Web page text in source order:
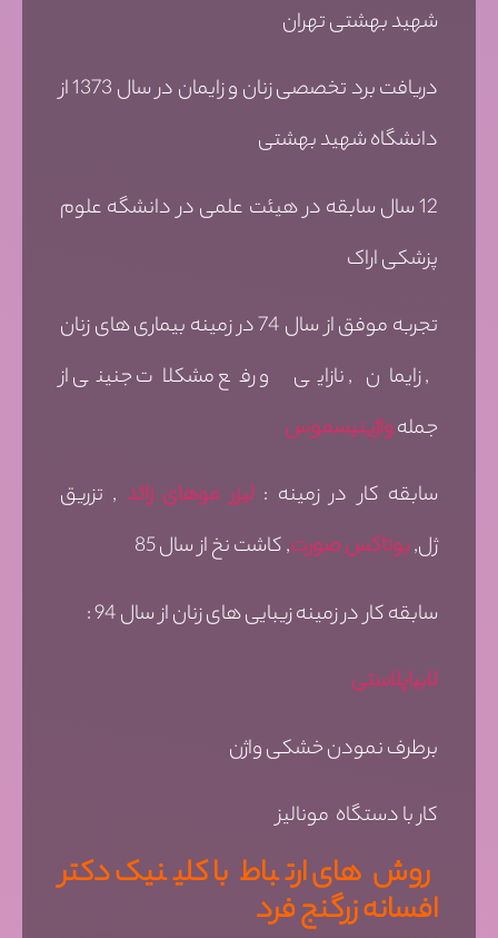
شهید بهشتی تهران
دریافت برد تخصصی زنان و زایمان در سال 1373 از
دانشگاه شهید بهشتی
12 سال سابقه در هیئت علمی در دانشگه علوم
پزشکی اراک
تجربه موفق از سال 74 در زمینه بیماری های زنان
, زایمان , نازایی و رفع مشکلات جنینی از
جملهواژینیسموس
سابقه کار در زمینه : لیزر موهای زائد , تزریق
ژل,بوتاکس صورت, کاشت نخ از سال 85
سابقه کار در زمینه زیبایی های زنان از سال 94 :
لابیاپلاستی
برطرف نمودن خشکی واژن
کار با دستگاه مونالیز
روش های ارتباط با کلینیک دکتر
افسانه زرگنج فرد